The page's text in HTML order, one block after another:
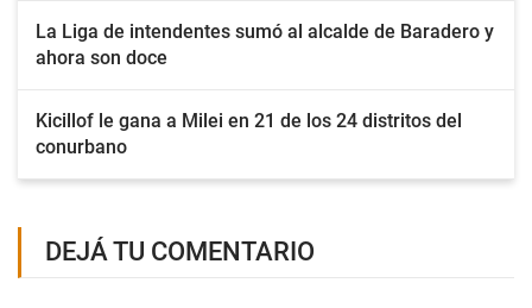
La Liga de intendentes sumó al alcalde de Baradero y
ahora son doce
Kicillof le gana a Milei en 21 de los 24 distritos del
conurbano
DEJÁ TU COMENTARIO